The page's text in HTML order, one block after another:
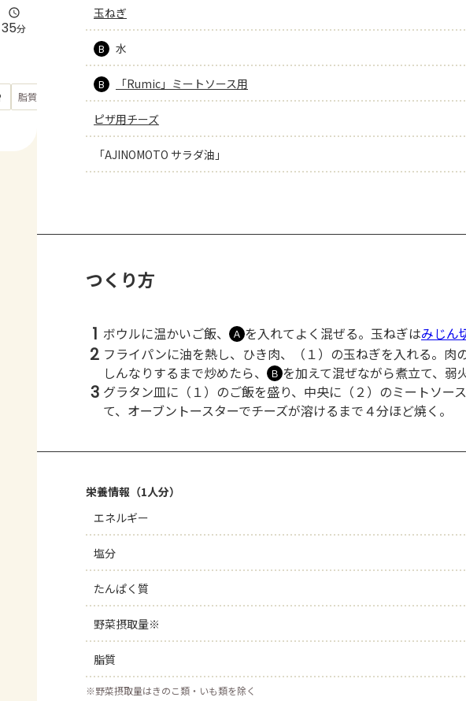
35分
脂質 もっと見る
玉ねぎ
B 水
B 「Rumic」ミートソース用
ピザ用チーズ
「AJINOMOTO サラダ油」
つくり方
1 ボウルに温かいご飯、 Ａ を入れてよく混ぜる。玉ねぎはみじん
2 フライパンに油を熱し、ひき肉、（１）の玉ねぎを入れる。肉
しんなりするまで炒めたら、
Ｂ を加えて混ぜながら煮立て、弱
3 グラタン皿に（１）のご飯を盛り、中央に（２）のミートソー
て、オーブントースターでチーズが溶けるまで４分ほど焼く。
栄養情報（1人分）
エネルギー
塩分
たんぱく質
野菜摂取量※
脂質
※野菜摂取量はきのこ類・いも類を除く